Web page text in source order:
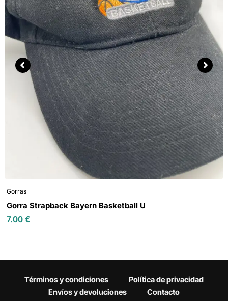
Gorras
Gorra Strapback Bayern Basketball U
7.00€
Términos y condiciones
Política de privacidad
Envíos y devoluciones
Contacto